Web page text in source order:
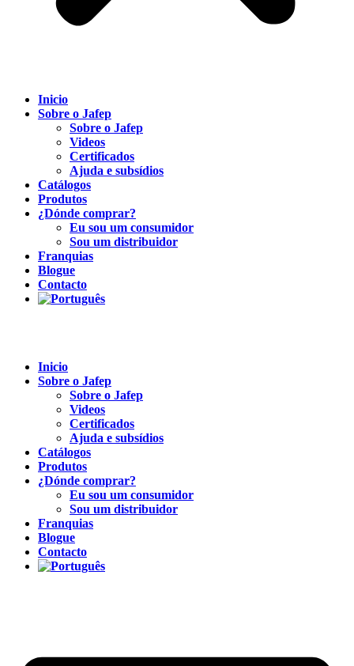
Inicio
Sobre o Jafep
Sobre o Jafep
Videos
Certificados
Ajuda e subsídios
Catálogos
Produtos
¿Dónde comprar?
Eu sou um consumidor
Sou um distribuidor
Franquias
Blogue
Contacto
Inicio
Sobre o Jafep
Sobre o Jafep
Videos
Certificados
Ajuda e subsídios
Catálogos
Produtos
¿Dónde comprar?
Eu sou um consumidor
Sou um distribuidor
Franquias
Blogue
Contacto